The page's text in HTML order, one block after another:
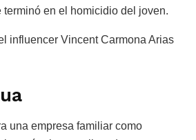
en el homicidio del joven.
influencer Vincent Carmona Arias
una empresa familiar como